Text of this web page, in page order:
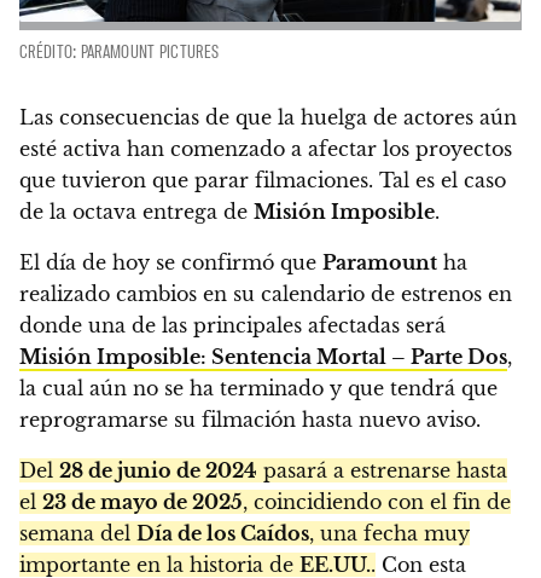
CRÉDITO: PARAMOUNT PICTURES
Las consecuencias de que la huelga de actores aún
esté activa han comenzado a afectar los proyectos
que tuvieron que parar filmaciones. Tal es el caso
de la octava entrega de Misión Imposible.
El día de hoy se confirmó que Paramount ha
realizado cambios en su calendario de estrenos en
donde una de las principales afectadas será
Misión Imposible: Sentencia Mortal – Parte Dos,
la cual aún no se ha terminado y que tendrá que
reprogramarse su filmación hasta nuevo aviso.
Del 28 de junio de 2024 pasará a estrenarse hasta
el 23 de mayo de 2025, coincidiendo con el fin de
semana del Día de los Caídos, una fecha muy
importante en la historia de EE.UU.. Con esta